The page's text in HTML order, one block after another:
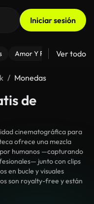
Iniciar sesión
Amor Y Relaciones
Ver todo
Monedas
de
cinematográfica para
ofrece una mezcla
humanos —capturando
junto con clips
en bucle y visuales
son royalty-free y están